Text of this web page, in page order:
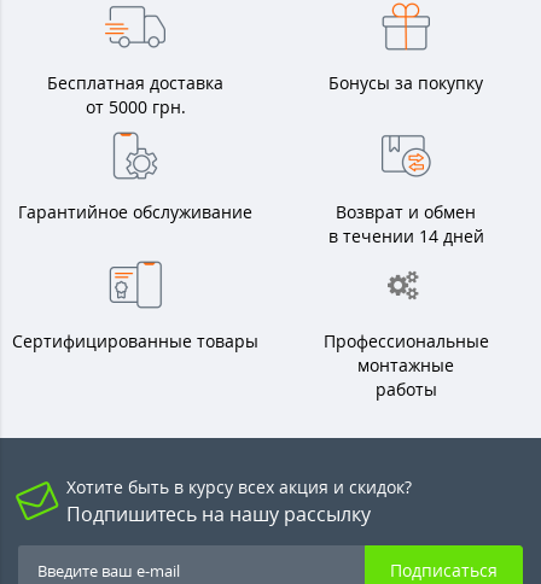
Бесплатная доставка
от 5000 грн.
Бонусы за покупку
Гарантийное обслуживание
Возврат и обмен
в течении 14 дней
Сертифицированные товары
Профессиональные
монтажные
работы
Хотите быть в курсу всех акция и скидок?
Подпишитесь на нашу рассылку
Подписаться